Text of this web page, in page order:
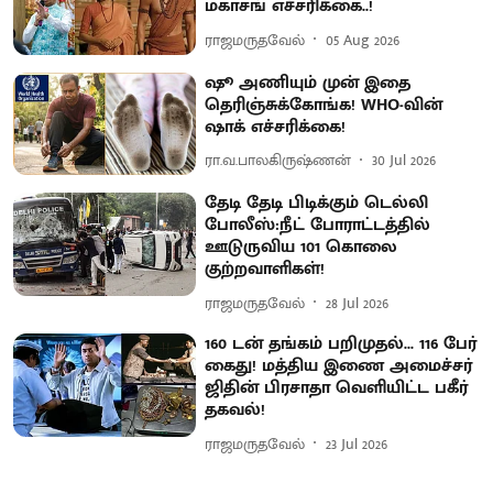
மகாசங் எச்சரிக்கை..!
ராஜமருதவேல் 05 Aug 2026
ஷூ அணியும் முன் இதை
தெரிஞ்சுக்கோங்க! WHO-வின்
ஷாக் எச்சரிக்கை!
ரா.வ.பாலகிருஷ்ணன் 30 Jul 2026
தேடி தேடி பிடிக்கும் டெல்லி
போலீஸ்:நீட் போராட்டத்தில்
ஊடுருவிய 101 கொலை
குற்றவாளிகள்!
ராஜமருதவேல் 28 Jul 2026
160 டன் தங்கம் பறிமுதல்... 116 பேர்
கைது! மத்திய இணை அமைச்சர்
ஜிதின் பிரசாதா வெளியிட்ட பகீர்
தகவல்!
ராஜமருதவேல் 23 Jul 2026